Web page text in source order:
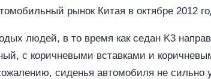
рынок Китая в октябре 2012
людей, в то время как седан K3
с коричневыми вставками и
сиденья автомобиля не сильно